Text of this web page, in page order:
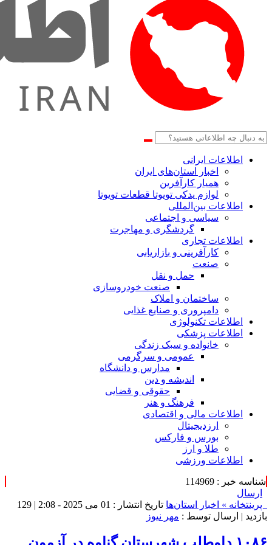
اطلاعات‌ ‎ایرانی
اخبار استان‌های ایران
همیار کارآفرین
لوازم یدکی تویوتا قطعات تویوتا
اطلاعات بین‌المللی
سیاسی و اجتماعی
گردشگری و مهاجرت
اطلاعات تجاری
کارآفرینی و بازاریابی
صنعت
حمل و نقل
صنعت خودروسازی
ساختمان و املاک
دامپروری و صنایع غذایی
اطلاعات تکنولوژی
اطلاعات پزشکی
خانواده و سبک زندگی
عمومی و سرگرمی
مدارس و دانشگاه
اندیشه و دین
حقوقی و قضایی
فرهنگ و هنر
اطلاعات مالی و اقتصادی
ارزدیجیتال
بورس و فارکس
طلا و ارز
اطلاعات ورزشی
شناسه خبر : 114969
ارسال
پرینتخانه » اخبار استان‌ها تاریخ انتشار : 01 می 2025 - 2:08 |
129
بازدید | ارسال توسط : مهر نیوز